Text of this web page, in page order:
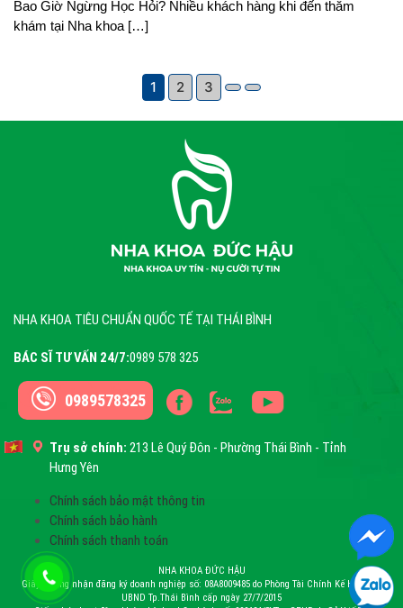
Bao Giờ Ngừng Học Hỏi? Nhiều khách hàng khi đến thăm
khám tại Nha khoa […]
1 2 3
NHA KHOA TIÊU CHUẨN QUỐC TẾ TẠI THÁI BÌNH
BÁC SĨ TƯ VẤN 24/7:0989 578 325
0989578325
Trụ sở chính: 213 Lê Quý Đôn - Phường Thái Bình - Tỉnh
Hưng Yên
Chính sách bảo mật thông tin
Chính sách bảo hành
Chính sách thanh toán
NHA KHOA ĐỨC HẬU
Giấy chứng nhận đăng ký doanh nghiệp số: 08A8009485 do Phòng Tài Chính Kế Hoạch –
UBND Tp.Thái Bình cấp ngày 27/7/2015